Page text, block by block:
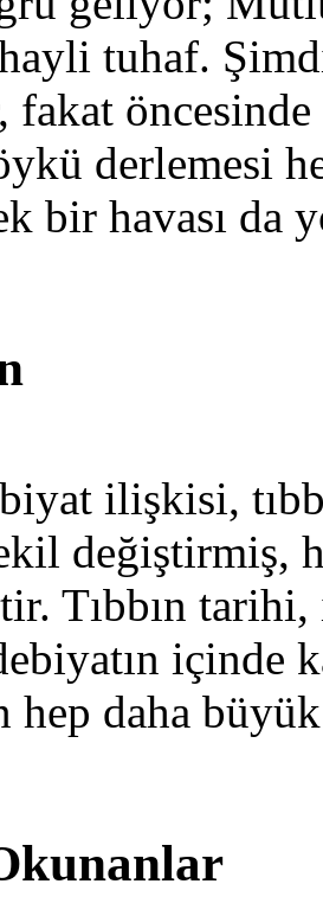
tuhaf.
fakat
derlemesi
bir havası da
ilişkisi,
değiştirmiş,
Tıbbın
içinde
hep daha